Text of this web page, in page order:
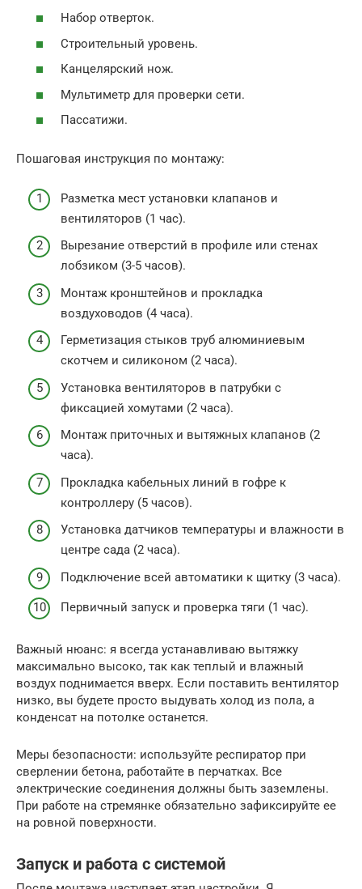
Набор отверток.
Строительный уровень.
Канцелярский нож.
Мультиметр для проверки сети.
Пассатижи.
Пошаговая инструкция по монтажу:
Разметка мест установки клапанов и
вентиляторов (1 час).
Вырезание отверстий в профиле или стенах
лобзиком (3-5 часов).
Монтаж кронштейнов и прокладка
воздуховодов (4 часа).
Герметизация стыков труб алюминиевым
скотчем и силиконом (2 часа).
Установка вентиляторов в патрубки с
фиксацией хомутами (2 часа).
Монтаж приточных и вытяжных клапанов (2
часа).
Прокладка кабельных линий в гофре к
контроллеру (5 часов).
Установка датчиков температуры и влажности в
центре сада (2 часа).
Подключение всей автоматики к щитку (3 часа).
Первичный запуск и проверка тяги (1 час).
Важный нюанс: я всегда устанавливаю вытяжку
максимально высоко, так как теплый и влажный
воздух поднимается вверх. Если поставить вентилятор
низко, вы будете просто выдувать холод из пола, а
конденсат на потолке останется.
Меры безопасности: используйте респиратор при
сверлении бетона, работайте в перчатках. Все
электрические соединения должны быть заземлены.
При работе на стремянке обязательно зафиксируйте ее
на ровной поверхности.
Запуск и работа с системой